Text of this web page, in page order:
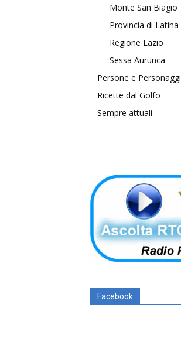
Monte San Biagio
Provincia di Latina
Regione Lazio
Sessa Aurunca
Persone e Personaggi
Ricette dal Golfo
Sempre attuali
Facebook